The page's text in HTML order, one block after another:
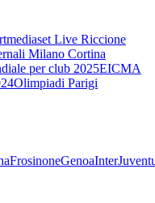
Live Riccione
Milano Cortina
per club 2025EICMA
Olimpiadi Parigi
FrosinoneGenoaInter